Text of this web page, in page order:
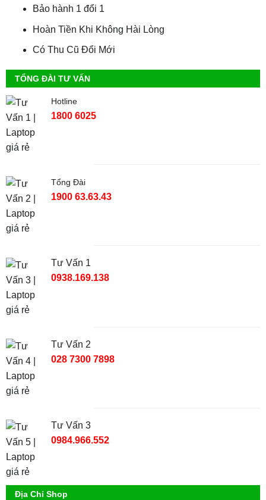
Bảo hành 1 đổi 1
Hoàn Tiền Khi Không Hài Lòng
Có Thu Cũ Đổi Mới
TỔNG ĐÀI TƯ VẤN
Hotline
1800 6025
Tổng Đài
1900 63.63.43
Tư Vấn 1
0938.169.138
Tư Vấn 2
028 7300 7898
Tư Vấn 3
0984.966.552
Địa Chỉ Shop